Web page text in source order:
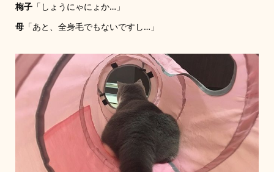
梅子「しょうにゃにょか…」
母「あと、全身毛でもないですし…」